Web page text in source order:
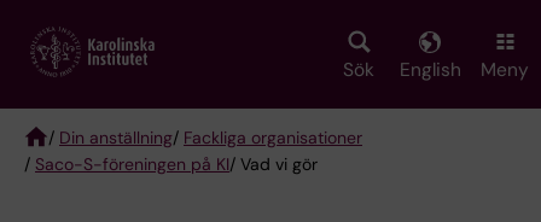
main
Sök English Meny
Breadcrumb
/ Din anställning/ Fackliga organisationer
/ Saco-S-föreningen på KI/ Vad vi gör